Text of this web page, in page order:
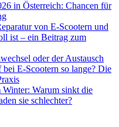
in Österreich: Chancen für
von E-Scootern und
ist – ein Beitrag zum
oder der Austausch
E-Scootern so lange? Die
Warum sinkt die
sie schlechter?